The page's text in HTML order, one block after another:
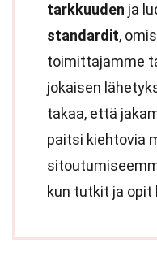
tarkkuuden ja
standardit,
toimittajamme
jokaisen
takaa, että
paitsi kiehtovia
kun tutkit ja opit